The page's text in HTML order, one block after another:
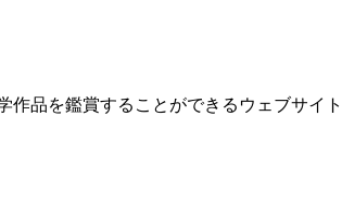
作品を鑑賞することができるウェブサイト